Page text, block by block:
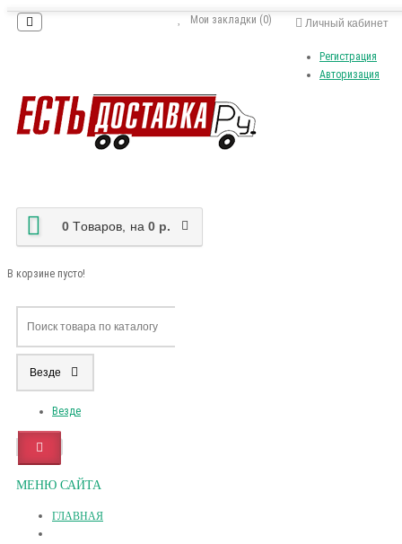
Личный кабинет
Регистрация
Авторизация
Мои закладки (0)
0 Tоваров, на 0 р.
В корзине пусто!
Везде
Везде
МЕНЮ САЙТА
ГЛАВНАЯ